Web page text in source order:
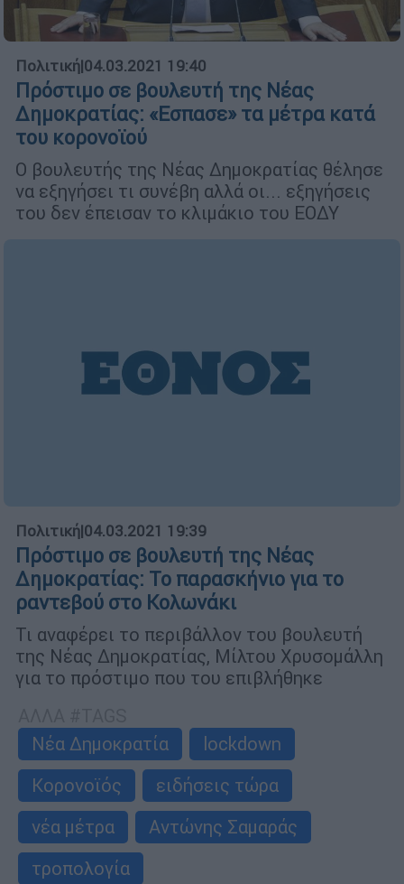
Πολιτική|04.03.2021 19:40
Πρόστιμο σε βουλευτή της Νέας
Δημοκρατίας: «Εσπασε» τα μέτρα κατά
του κορονοϊού
Ο βουλευτής της Νέας Δημοκρατίας θέλησε
να εξηγήσει τι συνέβη αλλά οι... εξηγήσεις
του δεν έπεισαν το κλιμάκιο του ΕΟΔΥ
Πολιτική|04.03.2021 19:39
Πρόστιμο σε βουλευτή της Νέας
Δημοκρατίας: Το παρασκήνιο για το
ραντεβού στο Κολωνάκι
Τι αναφέρει το περιβάλλον του βουλευτή
της Νέας Δημοκρατίας, Μίλτου Χρυσομάλλη
για το πρόστιμο που του επιβλήθηκε
Νέα Δημοκρατία
lockdown
Κορονοϊός
ειδήσεις τώρα
νέα μέτρα
Αντώνης Σαμαράς
τροπολογία